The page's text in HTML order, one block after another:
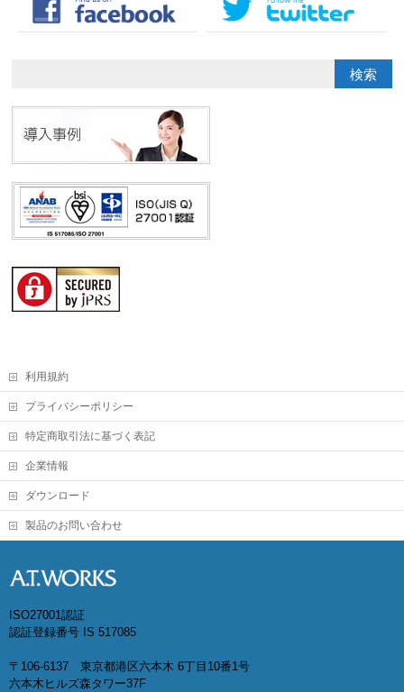
利用規約
プライバシーポリシー
特定商取引法に基づく表記
企業情報
ダウンロード
製品のお問い合わせ
ISO27001認証
認証登録番号 IS 517085
〒106-6137 東京都港区六本木 6丁目10番1号
六本木ヒルズ森タワー37F